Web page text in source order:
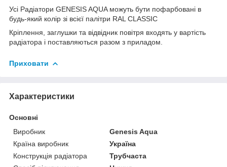
Усі Радіатори GENESIS AQUA можуть бути пофарбовані в
будь-який колір зі всієї палітри RAL CLASSIC
Кріплення, заглушки та відвідник повітря входять у вартість
радіатора і поставляються разом з приладом.
Приховати
Характеристики
Основні
Виробник
Genesis Aqua
Країна виробник
Україна
Конструкція радіатора
Трубчаста